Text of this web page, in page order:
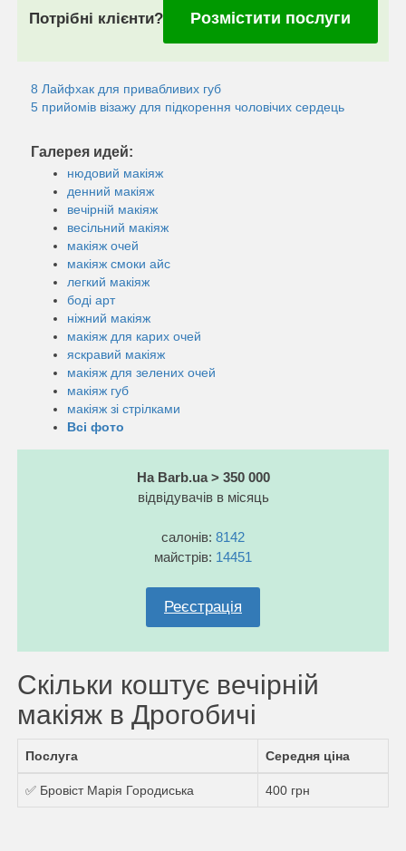
Потрібні клієнти? Розмістити послуги
8 Лайфхак для привабливих губ
5 прийомів візажу для підкорення чоловічих сердець
Галерея идей:
нюдовий макіяж
денний макіяж
вечірній макіяж
весільний макіяж
макіяж очей
макіяж смоки айс
легкий макіяж
боді арт
ніжний макіяж
макіяж для карих очей
яскравий макіяж
макіяж для зелених очей
макіяж губ
макіяж зі стрілками
Всі фото
На Barb.ua > 350 000
відвідувачів в місяць
салонів: 8142
майстрів: 14451
Реєстрація
Скільки коштує вечірній
макіяж в Дрогобичі
Послуга Середня ціна
✅ Бровіст Марія Городиська 400 грн